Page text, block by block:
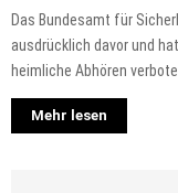
Das Bundesamt für
ausdrücklich davor und
heimliche Abhören
Mehr lesen